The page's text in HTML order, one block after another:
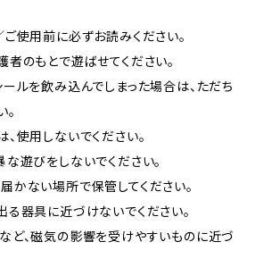
ご使用前に必ずお読みください。
のもとで遊ばせてください。
ルを飲み込んでしまった場合は、ただち
使用しないでください。
遊びをしないでください。
ない場所で保管してください。
器具に近づけないでください。
ど、磁気の影響を受けやすいものに近づ